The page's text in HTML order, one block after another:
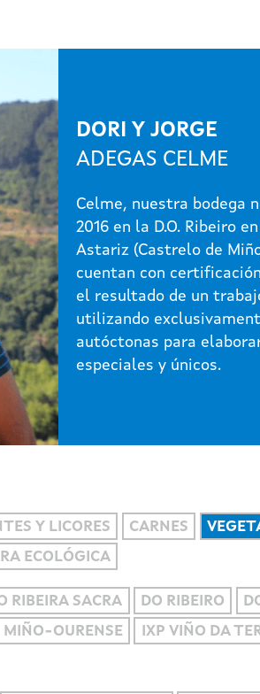
DORI Y JORGE
ADEGAS CELME
Celme, nuestra bodega
2016 en la D.O. Ribeiro
Astariz (Castrelo de
cuentan con
el resultado de un
utilizando
autóctonas para
especiales y únicos.
Y LICORES CARNES
ECOLÓGICA
RIBEIRA SACRA DO RIBEIRO
MIÑO-OURENSE
IXP VIÑO DA